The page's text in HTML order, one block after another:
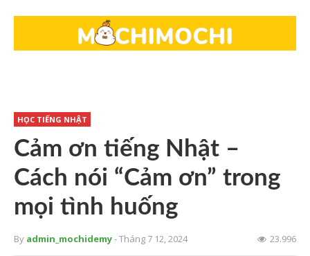
HỌC TIẾNG NHẬT
Cảm ơn tiếng Nhật –
Cách nói “Cảm ơn” trong
mọi tình huống
By admin_mochidemy- Tháng 7 12, 2024 23.996